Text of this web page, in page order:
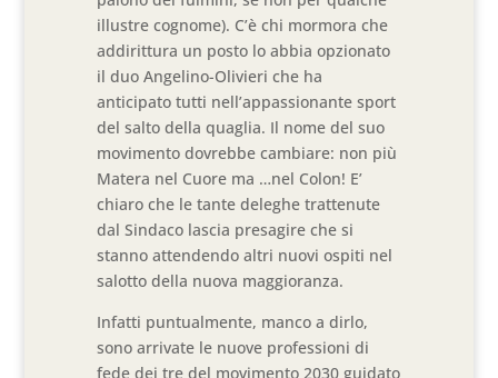
illustre cognome). C’è chi mormora che
addirittura un posto lo abbia opzionato
il duo Angelino-Olivieri che ha
anticipato tutti nell’appassionante sport
del salto della quaglia. Il nome del suo
movimento dovrebbe cambiare: non più
Matera nel Cuore ma …nel Colon! E’
chiaro che le tante deleghe trattenute
dal Sindaco lascia presagire che si
stanno attendendo altri nuovi ospiti nel
salotto della nuova maggioranza.
Infatti puntualmente, manco a dirlo,
sono arrivate le nuove professioni di
fede dei tre del movimento 2030 guidato